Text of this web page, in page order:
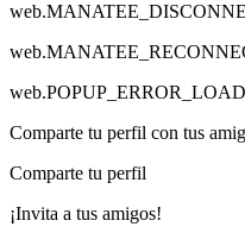
Comparte tu perfil con tus
Comparte tu perfil
¡Invita a tus amigos!